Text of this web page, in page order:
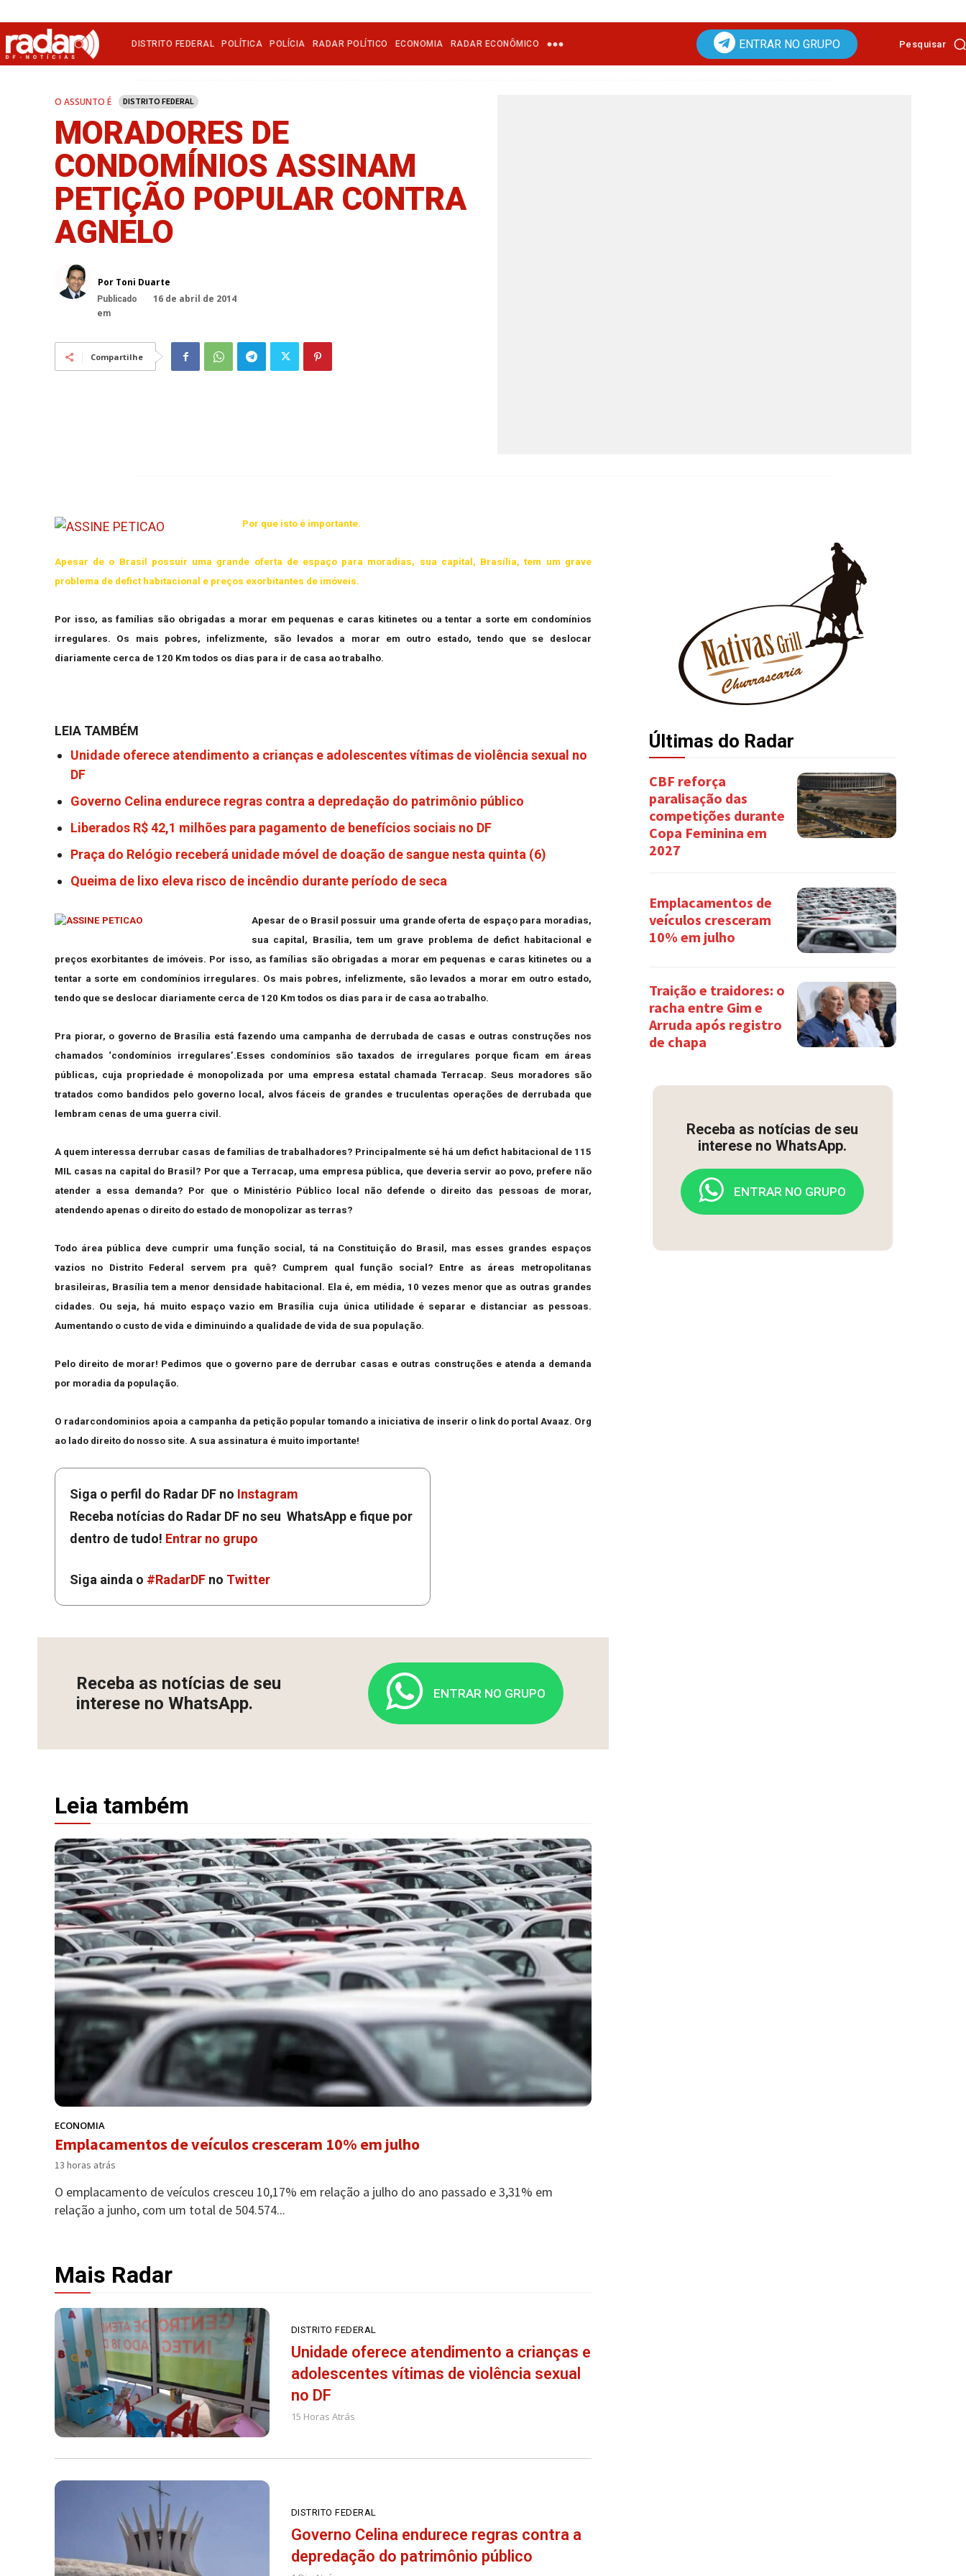
DISTRITO FEDERAL POLÍTICA POLÍCIA RADAR POLÍTICO ECONOMIA RADAR ECONÔMICO ENTRAR NO GRUPO Pesquisar
O ASSUNTO É DISTRITO FEDERAL
MORADORES DE
CONDOMÍNIOS ASSINAM
PETIÇÃO POPULAR CONTRA
AGNELO
Por Toni Duarte
Publicado
em
16 de abril de 2014
Compartilhe
Por que isto é importante.
Apesar de o Brasil possuir uma grande oferta de espaço para moradias, sua capital, Brasília, tem um grave
problema de defict habitacional e preços exorbitantes de imóveis.
Por isso, as famílias são obrigadas a morar em pequenas e caras kitinetes ou a tentar a sorte em condomínios
irregulares. Os mais pobres, infelizmente, são levados a morar em outro estado, tendo que se deslocar
diariamente cerca de 120 Km todos os dias para ir de casa ao trabalho.
LEIA TAMBÉM
Unidade oferece atendimento a crianças e adolescentes vítimas de violência sexual no
DF
Governo Celina endurece regras contra a depredação do patrimônio público
Liberados R$ 42,1 milhões para pagamento de benefícios sociais no DF
Praça do Relógio receberá unidade móvel de doação de sangue nesta quinta (6)
Queima de lixo eleva risco de incêndio durante período de seca
Apesar de o Brasil possuir uma grande oferta de espaço para moradias,
sua capital, Brasília, tem um grave problema de defict habitacional e
preços exorbitantes de imóveis. Por isso, as famílias são obrigadas a morar em pequenas e caras kitinetes ou a
tentar a sorte em condomínios irregulares. Os mais pobres, infelizmente, são levados a morar em outro estado,
tendo que se deslocar diariamente cerca de 120 Km todos os dias para ir de casa ao trabalho.
Pra piorar, o governo de Brasília está fazendo uma campanha de derrubada de casas e outras construções nos
chamados ‘condomínios irregulares’.Esses condomínios são taxados de irregulares porque ficam em áreas
públicas, cuja propriedade é monopolizada por uma empresa estatal chamada Terracap. Seus moradores são
tratados como bandidos pelo governo local, alvos fáceis de grandes e truculentas operações de derrubada que
lembram cenas de uma guerra civil.
A quem interessa derrubar casas de famílias de trabalhadores? Principalmente sé há um defict habitacional de 115
MIL casas na capital do Brasil? Por que a Terracap, uma empresa pública, que deveria servir ao povo, prefere não
atender a essa demanda? Por que o Ministério Público local não defende o direito das pessoas de morar,
atendendo apenas o direito do estado de monopolizar as terras?
Todo área pública deve cumprir uma função social, tá na Constituição do Brasil, mas esses grandes espaços
vazios no Distrito Federal servem pra quê? Cumprem qual função social? Entre as áreas metropolitanas
brasileiras, Brasília tem a menor densidade habitacional. Ela é, em média, 10 vezes menor que as outras grandes
cidades. Ou seja, há muito espaço vazio em Brasília cuja única utilidade é separar e distanciar as pessoas.
Aumentando o custo de vida e diminuindo a qualidade de vida de sua população.
Pelo direito de morar! Pedimos que o governo pare de derrubar casas e outras construções e atenda a demanda
por moradia da população.
O radarcondominios apoia a campanha da petição popular tomando a iniciativa de inserir o link do portal Avaaz. Org
ao lado direito do nosso site. A sua assinatura é muito importante!
Siga o perfil do Radar DF no Instagram
Receba notícias do Radar DF no seu WhatsApp e fique por
dentro de tudo! Entrar no grupo
Siga ainda o #RadarDF no Twitter
Receba as notícias de seu
interese no WhatsApp.
ENTRAR NO GRUPO
Leia também
ECONOMIA
Emplacamentos de veículos cresceram 10% em julho
13 horas atrás
O emplacamento de veículos cresceu 10,17% em relação a julho do ano passado e 3,31% em
relação a junho, com um total de 504.574...
Mais Radar
DISTRITO FEDERAL
Unidade oferece atendimento a crianças e
adolescentes vítimas de violência sexual
no DF
15 Horas Atrás
DISTRITO FEDERAL
Governo Celina endurece regras contra a
depredação do patrimônio público
Últimas do Radar
CBF reforça
paralisação das
competições durante
Copa Feminina em
2027
Emplacamentos de
veículos cresceram
10% em julho
Traição e traidores: o
racha entre Gim e
Arruda após registro
de chapa
Receba as notícias de seu
interese no WhatsApp.
ENTRAR NO GRUPO